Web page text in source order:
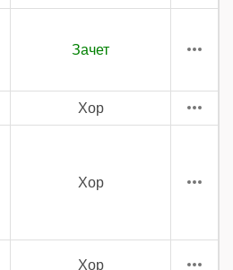
Зачет
Хор
Хор
Хор